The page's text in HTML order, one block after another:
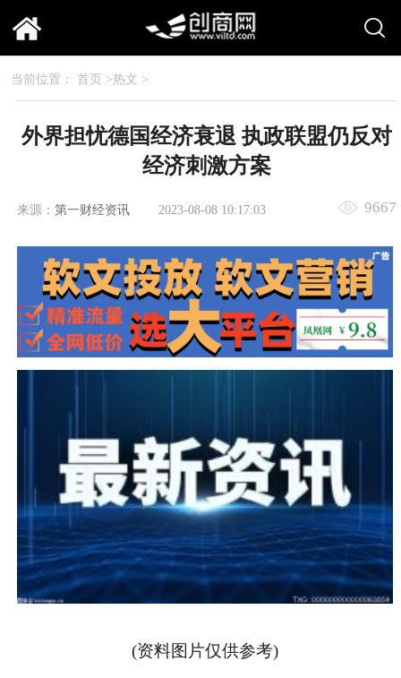
当前位置： 首页 >热文 >
外界担忧德国经济衰退 执政联盟仍反对
经济刺激方案
来源： 第一财经资讯 2023-08-08 10:17:03 9667
(资料图片仅供参考)